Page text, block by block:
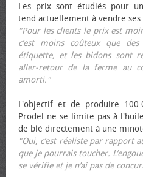
Les prix sont étudiés pour
tend actuellement à vendre
"Pour les clients le prix est
c’est moins coûteux que
étiquette, et les bidons sont
aller-retour de la ferme au
amorti."
L'objectif et de produire
Prodel ne se limite pas à
de blé directement à une
"Oui, c’est réaliste par rapport
que je pourrais toucher.
se vérifie et je n’ai pas de